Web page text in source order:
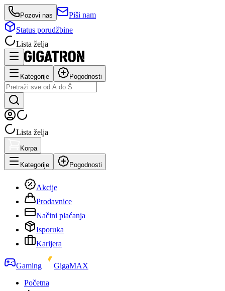
Pozovi nas
Piši nam
Status porudžbine
Lista želja
Kategorije Pogodnosti
Lista želja
Korpa
Kategorije Pogodnosti
Akcije
Prodavnice
Načini plaćanja
Isporuka
Karijera
Gaming
GigaMAX
Početna